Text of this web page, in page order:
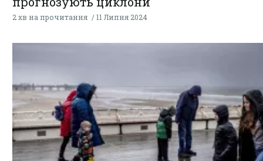
2 хв на прочитання 11 Липня 2024